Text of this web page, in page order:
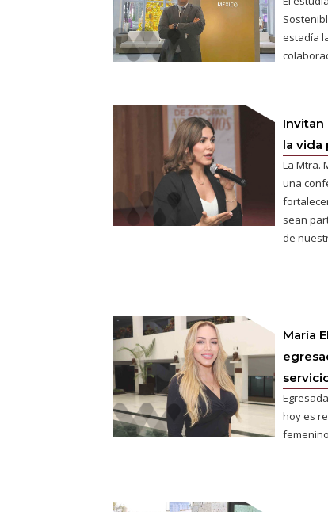
estadía
Invitan
la vida
La Mtra.
una
sean
de
María
hoy es